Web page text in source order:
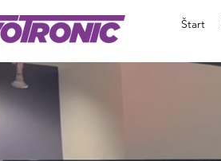
Štart